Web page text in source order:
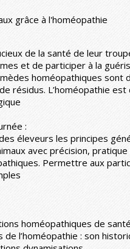
grâce à l'homéopathie
de la santé de leur
et de participer à la
homéopathiques sont
résidus. L’homéopathie
:
éleveurs les principes
avec précision,
Permettre aux
homéopathiques de
de l’homéopathie : son